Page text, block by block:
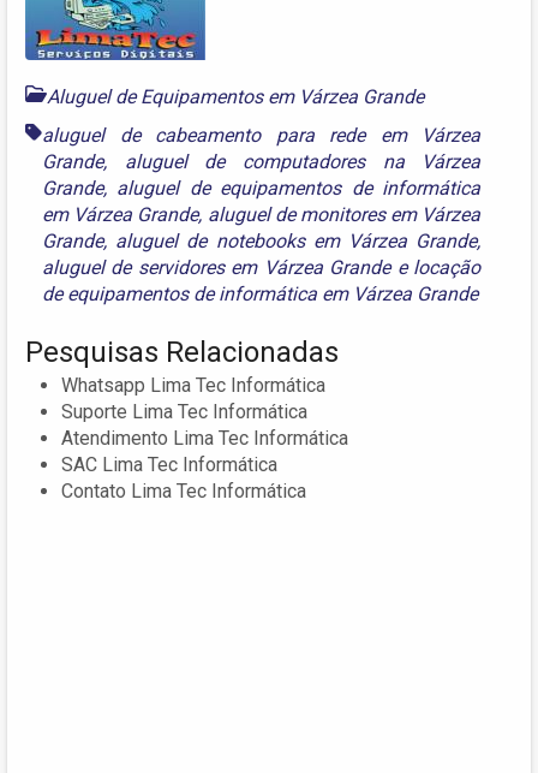
Aluguel de Equipamentos em Várzea Grande
aluguel de cabeamento para rede em Várzea
Grande, aluguel de computadores na Várzea
Grande, aluguel de equipamentos de informática
em Várzea Grande, aluguel de monitores em Várzea
Grande, aluguel de notebooks em Várzea Grande,
aluguel de servidores em Várzea Grandee locação
de equipamentos de informática em Várzea Grande
Pesquisas Relacionadas
Whatsapp Lima Tec Informática
Suporte Lima Tec Informática
Atendimento Lima Tec Informática
SAC Lima Tec Informática
Contato Lima Tec Informática